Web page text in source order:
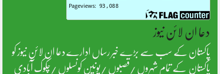
دعا ان لائن نیوز
پاکستان کے سب سے بڑے خبر رساں ادارے دعا ان لائن نیوز کو
پاکستان کے تمام شہروں /قصبوں /یونین کونسلوں /چکوک آبادی